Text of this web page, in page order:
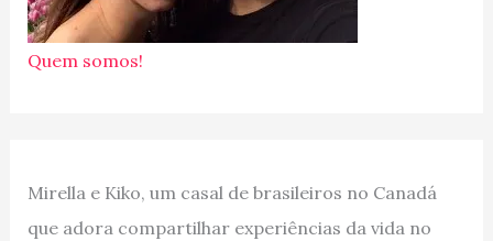
Quem somos!
Mirella e Kiko, um casal de brasileiros no Canadá
que adora compartilhar experiências da vida no